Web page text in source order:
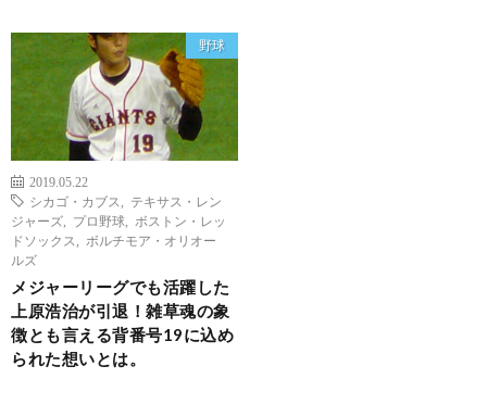
野球
2019.05.22
シカゴ・カブス
テキサス・レン
ジャーズ
プロ野球
ボストン・レッ
ドソックス
ボルチモア・オリオー
ルズ
メジャーリーグでも活躍した
上原浩治が引退！雑草魂の象
徴とも言える背番号19に込め
られた想いとは。